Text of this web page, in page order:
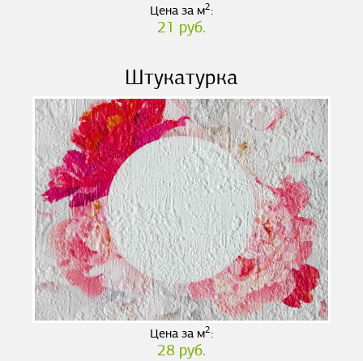
Цена за м2:
21 руб.
Штукатурка
Цена за м2:
28 руб.